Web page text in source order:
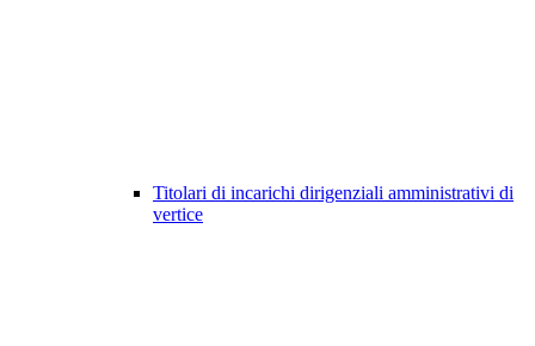
Titolari di incarichi dirigenziali amministrativi di
vertice